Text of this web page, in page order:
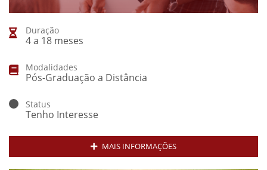
Duração
4 a 18 meses
Modalidades
Pós-Graduação a Distância
Status
Tenho Interesse
MAIS INFORMAÇÕES